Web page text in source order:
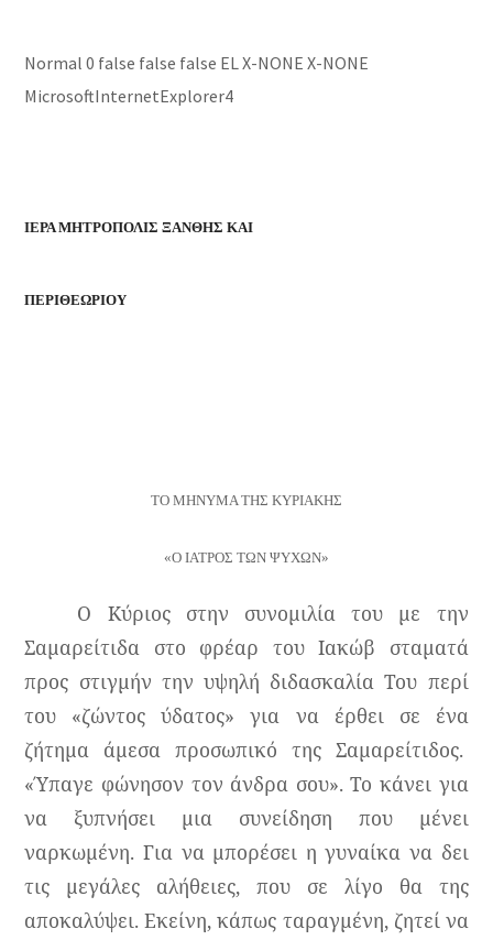
Normal 0 false false false ELX-NONE X-NONE
MicrosoftInternetExplorer4
ΙΕΡΑ ΜΗΤΡΟΠΟΛΙΣ ΞΑΝΘΗΣΚΑΙ
ΠΕΡΙΘΕΩΡΙΟΥ
ΤΟ ΜΗΝΥΜΑ ΤΗΣ ΚΥΡΙΑΚΗΣ
«Ο ΙΑΤΡΟΣ ΤΩΝ ΨΥΧΩΝ»
Ο Κύριος στην συνομιλία του με την
Σαμαρείτιδα στο φρέαρ του Ιακώβ σταματά
προς στιγμήν την υψηλή διδασκαλία Του περί
του «ζώντος ύδατος» για να έρθει σε ένα
ζήτημα άμεσα προσωπικό της Σαμαρείτιδος.
«Ύπαγε φώνησον τον άνδρα σου». Το κάνει για
να ξυπνήσει μια συνείδηση που μένει
ναρκωμένη. Για να μπορέσει η γυναίκα να δει
τις μεγάλες αλήθειες, που σε λίγο θα της
αποκαλύψει. Εκείνη, κάπως ταραγμένη, ζητεί να